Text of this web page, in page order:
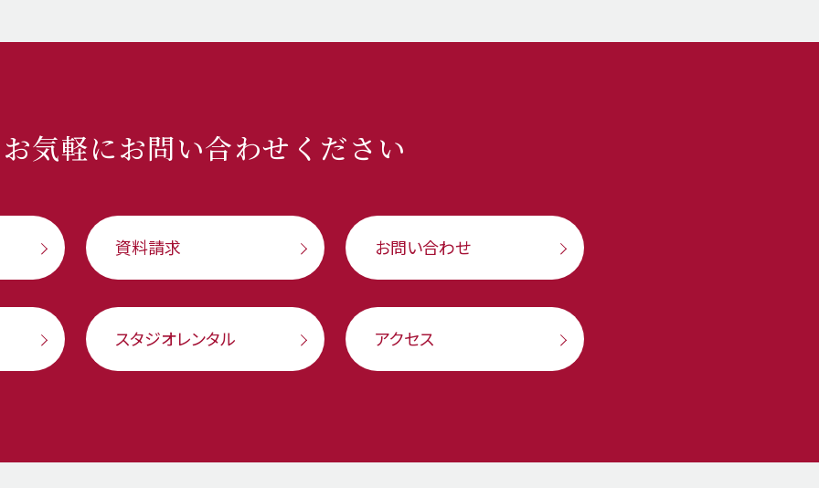
お気軽にお問い合わせください
資料請求 お問い合わせ
スタジオレンタル アクセス